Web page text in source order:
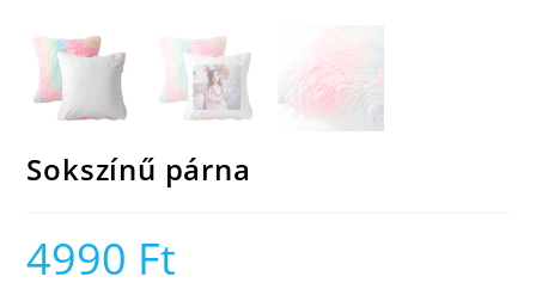
Sokszínű párna
4990 Ft